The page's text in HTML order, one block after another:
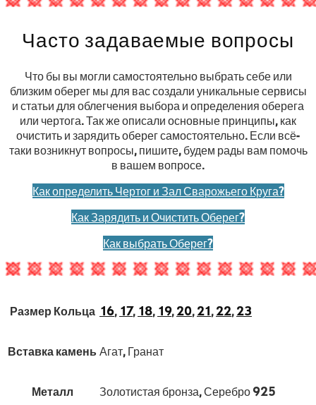
Часто задаваемые вопросы
Что бы вы могли самостоятельно выбрать себе или
близким оберег мы для вас создали уникальные сервисы
и статьи для облегчения выбора и определения оберега
или чертога. Так же описали основные принципы, как
очистить и зарядить оберег самостоятельно. Если всё-
таки возникнут вопросы, пишите, будем рады вам помочь
в вашем вопросе.
Как определить Чертог и Зал Сварожьего Круга?
Как Зарядить и Очистить Оберег?
Как выбрать Оберег?
Размер Кольца 16, 17, 18, 19,20,21,22,23
Вставка каменьАгат, Гранат
Металл Золотистая бронза, Серебро 925